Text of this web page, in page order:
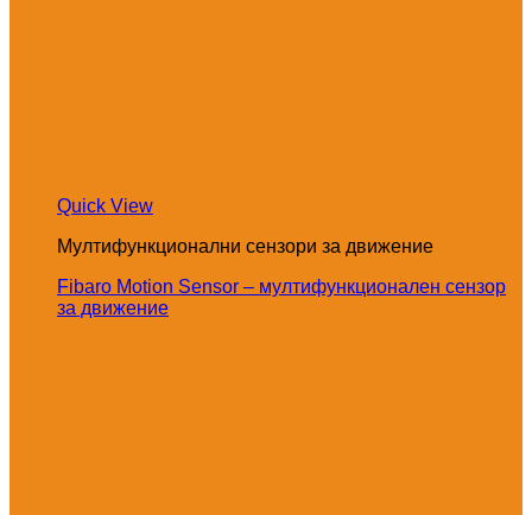
Quick View
Мултифункционални сензори за движение
Fibaro Motion Sensor – мултифункционален сензор
за движение